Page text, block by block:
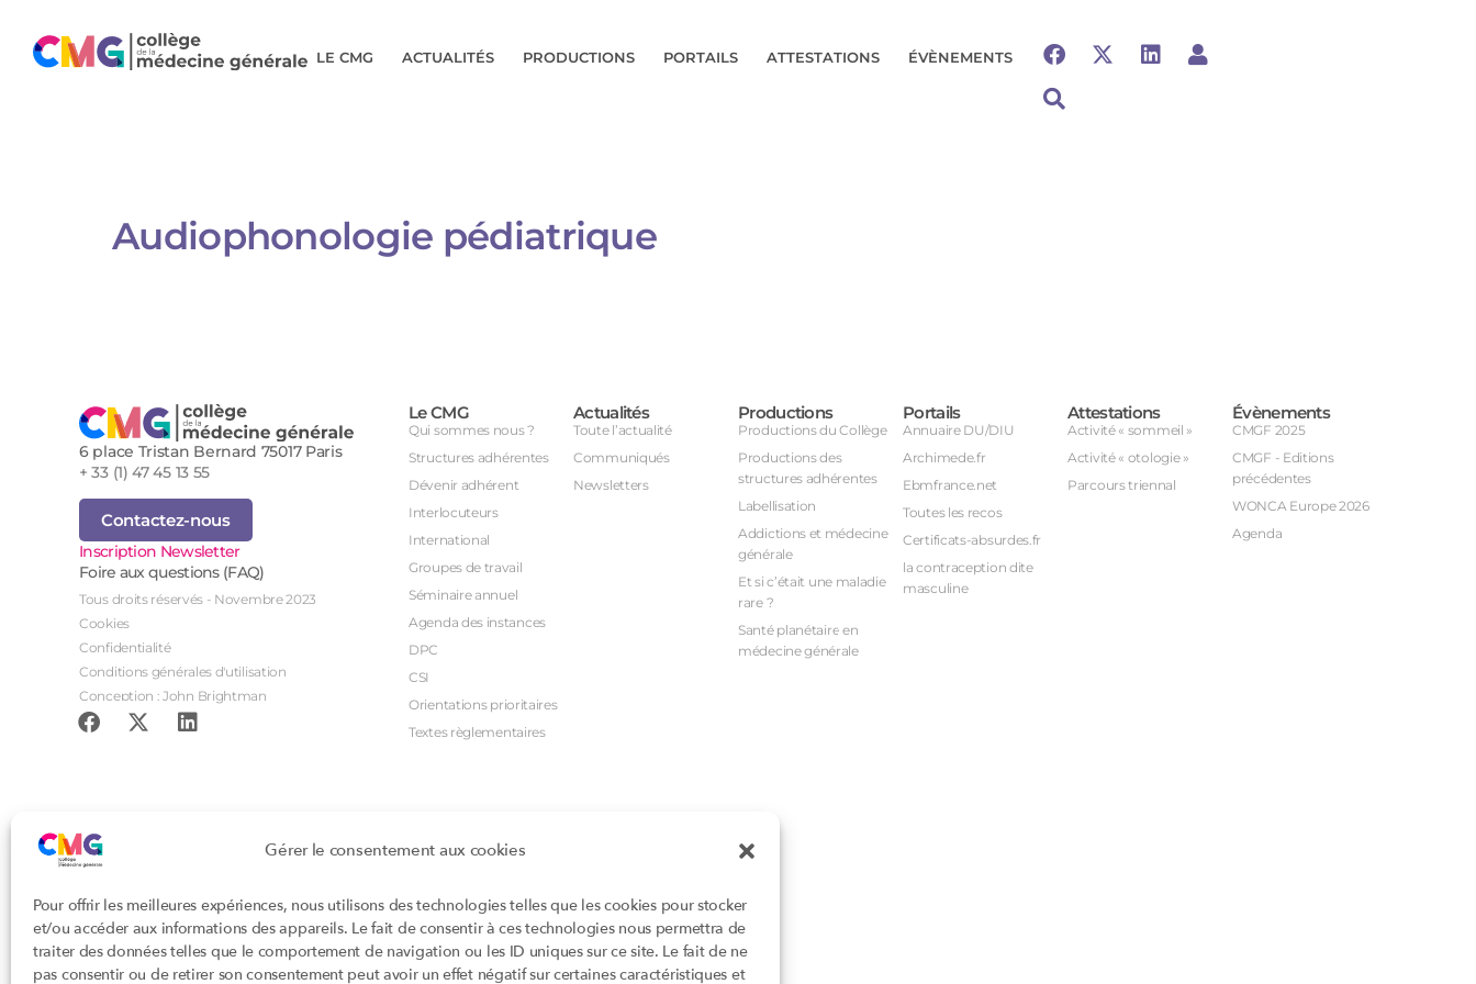
Gérer le consentement aux cookies
Pour offrir les meilleures expériences, nous utilisons des technologies telles que les cookies pour stocker
et/ou accéder aux informations des appareils. Le fait de consentir à ces technologies nous permettra de
traiter des données telles que le comportement de navigation ou les ID uniques sur ce site. Le fait de ne
pas consentir ou de retirer son consentement peut avoir un effet négatif sur certaines caractéristiques et
LE CMG ACTUALITÉS PRODUCTIONS PORTAILS ATTESTATIONS ÉVÈNEMENTS
Audiophonologie pédiatrique
6 place Tristan Bernard 75017 Paris
+ 33 (1) 47 45 13 55
Contactez-nous
Inscription Newsletter
Foire aux questions (FAQ)
Tous droits réservés - Novembre 2023
Cookies
Confidentialité
Conditions générales d'utilisation
Conception : John Brightman
Le CMG
Qui sommes nous ?
Structures adhérentes
Dévenir adhérent
Interlocuteurs
International
Groupes de travail
Séminaire annuel
Agenda des instances
DPC
CSI
Orientations prioritaires
Textes règlementaires
Actualités
Toute l’actualité
Communiqués
Newsletters
Productions
Productions du Collège
Productions des
structures adhérentes
Labellisation
Addictions et médecine
générale
Et si c’était une maladie
rare ?
Santé planétaire en
médecine générale
Portails
Annuaire DU/DIU
Archimede.fr
Ebmfrance.net
Toutes les recos
Certificats-absurdes.fr
la contraception dite
masculine
Attestations
Activité « sommeil »
Activité « otologie »
Parcours triennal
Évènements
CMGF 2025
CMGF - Editions
précédentes
WONCA Europe 2026
Agenda